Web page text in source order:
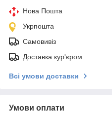
Нова Пошта
Укрпошта
Самовивіз
Доставка кур'єром
Всі умови доставки
Умови оплати